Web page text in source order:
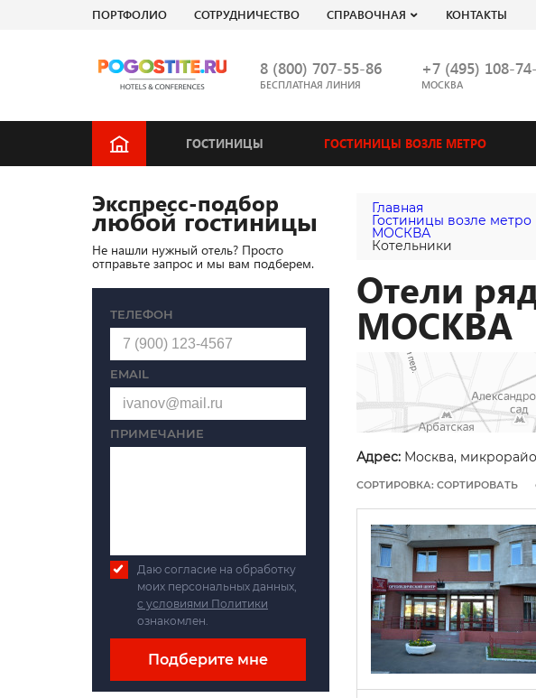
ПОРТФОЛИО СОТРУДНИЧЕСТВО СПРАВОЧНАЯ КОНТАКТЫ
8 (800) 707-55-86
БЕСПЛАТНАЯ ЛИНИЯ
+7 (495) 108-
МОСКВА
ГОСТИНИЦЫ ГОСТИНИЦЫ ВОЗЛЕ МЕТРО
Главная
Гостиницы возле метро
МОСКВА
Котельники
Отели
МОСКВА
Адрес:Москва,
СОРТИРОВКА: СОРТИРОВАТЬ
Экспресс-подбор
любой гостиницы
Не нашли нужный отель? Просто
отправьте запрос и мы вам подберем.
ТЕЛЕФОН
EMAIL
ПРИМЕЧАНИЕ
Даю согласие на обработку
моих персональных данных,
с условиями Политики
ознакомлен.
Подберите мне